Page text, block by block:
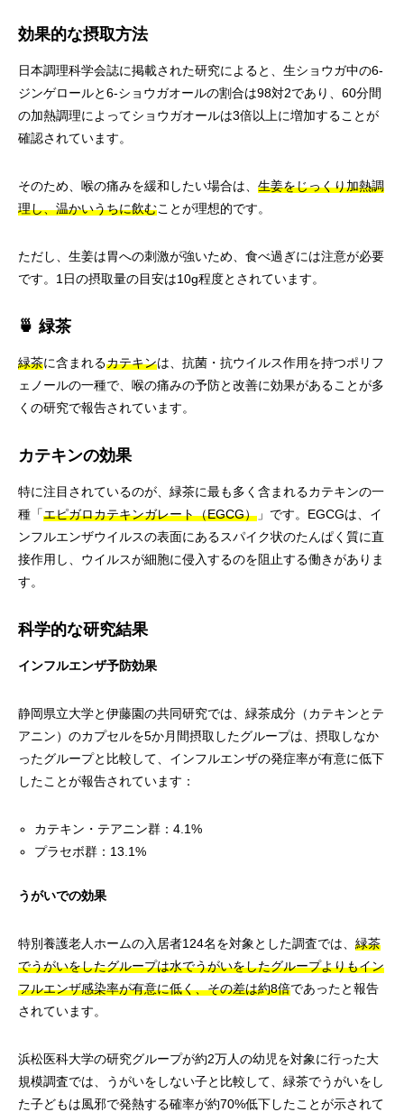
効果的な摂取方法
日本調理科学会誌に掲載された研究によると、生ショウガ中の6-
ジンゲロールと6-ショウガオールの割合は98対2であり、60分間
の加熱調理によってショウガオールは3倍以上に増加することが
確認されています。
そのため、喉の痛みを緩和したい場合は、 生姜をじっくり加熱調
理し、温かいうちに飲むことが理想的です。
ただし、生姜は胃への刺激が強いため、食べ過ぎには注意が必要
です。1日の摂取量の目安は10g程度とされています。
🍵 緑茶
緑茶に含まれるカテキンは、抗菌・抗ウイルス作用を持つポリフ
ェノールの一種で、喉の痛みの予防と改善に効果があることが多
くの研究で報告されています。
カテキンの効果
特に注目されているのが、緑茶に最も多く含まれるカテキンの一
種「エピガロカテキンガレート（EGCG） 」です。EGCGは、イ
ンフルエンザウイルスの表面にあるスパイク状のたんぱく質に直
接作用し、ウイルスが細胞に侵入するのを阻止する働きがありま
す。
科学的な研究結果
インフルエンザ予防効果
静岡県立大学と伊藤園の共同研究では、緑茶成分（カテキンとテ
アニン）のカプセルを5か月間摂取したグループは、摂取しなか
ったグループと比較して、インフルエンザの発症率が有意に低下
したことが報告されています：
カテキン・テアニン群：4.1%
プラセボ群：13.1%
うがいでの効果
特別養護老人ホームの入居者124名を対象とした調査では、 緑茶
でうがいをしたグループは水でうがいをしたグループよりもイン
フルエンザ感染率が有意に低く、その差は約8倍であったと報告
されています。
浜松医科大学の研究グループが約2万人の幼児を対象に行った大
規模調査では、うがいをしない子と比較して、緑茶でうがいをし
た子どもは風邪で発熱する確率が約70%低下したことが示されて